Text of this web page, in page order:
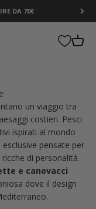
DA 70€
Telerie
un viaggio tra
costieri. Pesci
ispirati al mondo
pensate per
di personalità.
e canovacci
dove il design